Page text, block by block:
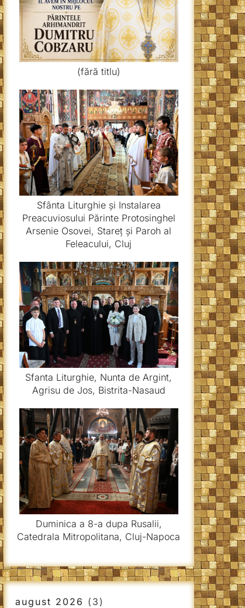
(fără titlu)
Sfânta Liturghie și Instalarea
Preacuviosului Părinte Protosinghel
Arsenie Osovei, Stareț și Paroh al
Feleacului, Cluj
Sfanta Liturghie, Nunta de Argint,
Agrisu de Jos, Bistrita-Nasaud
Duminica a 8-a dupa Rusalii,
Catedrala Mitropolitana, Cluj-Napoca
august 2026 (3)